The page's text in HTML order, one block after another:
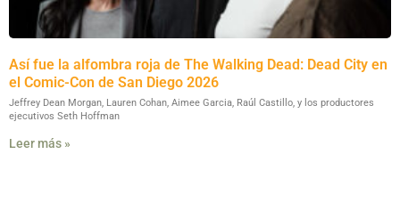
Así fue la alfombra roja de The Walking Dead: Dead City en
el Comic-Con de San Diego 2026
Jeffrey Dean Morgan, Lauren Cohan, Aimee Garcia, Raúl Castillo, y los productores
ejecutivos Seth Hoffman
Leer más »